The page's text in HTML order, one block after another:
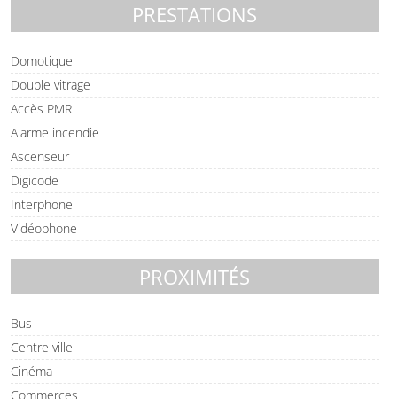
PRESTATIONS
Domotique
Double vitrage
Accès PMR
Alarme incendie
Ascenseur
Digicode
Interphone
Vidéophone
PROXIMITÉS
Bus
Centre ville
Cinéma
Commerces